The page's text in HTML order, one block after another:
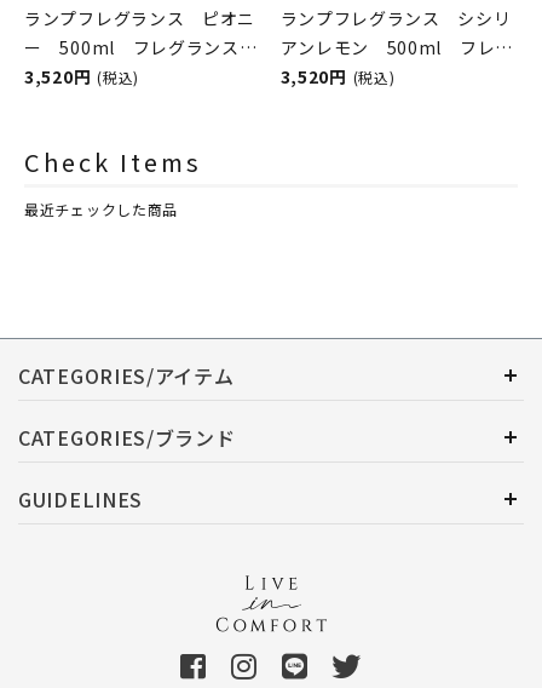
ランプフレグランス ピオニ
ー 500ml フレグランスラ
ンプ用オイル
3,520円 (税込)
ランプフレグランス シシリ
アンレモン 500ml フレグ
ランスランプ用オイル
3,520円 (税込)
Check Items
最近チェックした商品
CATEGORIES/アイテム
CATEGORIES/ブランド
GUIDELINES